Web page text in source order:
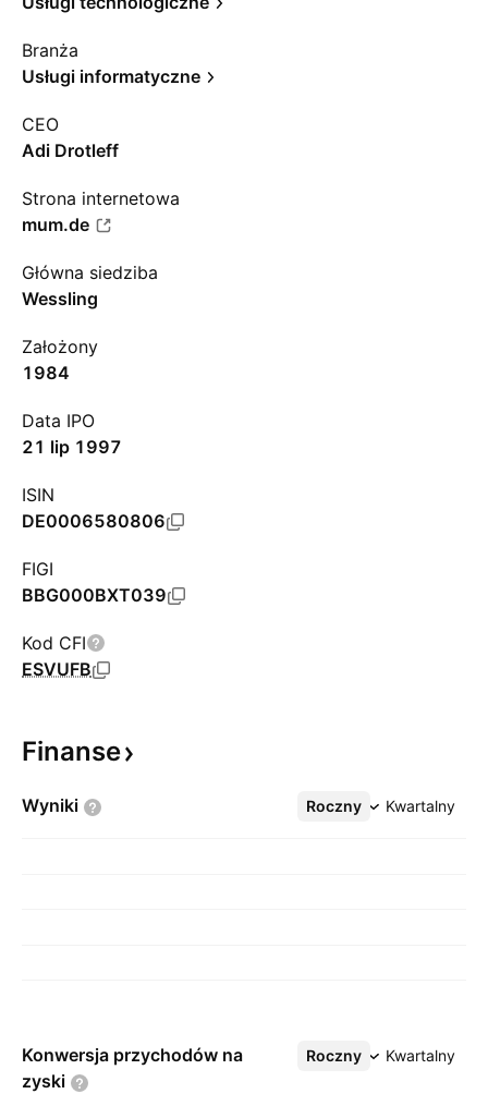
Branża
Usługi informatyczne
CEO
Adi Drotleff
Strona internetowa
mum.de
Główna siedziba
Wessling
Założony
1984
Data IPO
21 lip 1997
ISIN
DE0006580806
FIGI
BBG000BXT039
Kod CFI
ESVUFB
Finanse
Wyniki Roczny Kwartalny
Więcej
Konwersja przychodów na
zyski
Roczny Kwartalny
Więcej